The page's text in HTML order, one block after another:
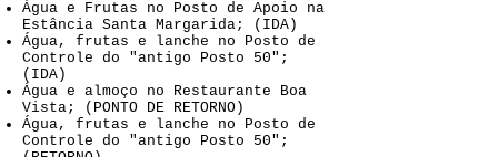
Água e Frutas no Posto de Apoio na
Estância Santa Margarida; (IDA)
Água, frutas e lanche no Posto de
Controle do "antigo Posto 50";
(IDA)
Água e almoço no Restaurante Boa
Vista; (PONTO DE RETORNO)
Água, frutas e lanche no Posto de
Controle do "antigo Posto 50";